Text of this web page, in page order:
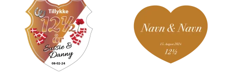
bliver præcist som på skærmen. Vi sørger for, at både
farver, tekst og detaljer står skarpt – og at skiltet bliver et
varigt symbol på jeres kærlighedsrejse.
Kort sagt: Et kobberbryllupsskilt er den lille detalje, der
binder dagen sammen – fra velkomst til farvel. Det sætter